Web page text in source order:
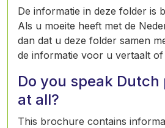
De informatie in deze folder is
Als u moeite heeft met de
dan dat u deze folder samen
de informatie voor u vertaalt of
Do you speak
at all?
This brochure contains